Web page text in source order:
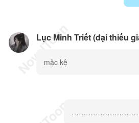
Lục Minh Triết (đại thiếu
mặc kệ